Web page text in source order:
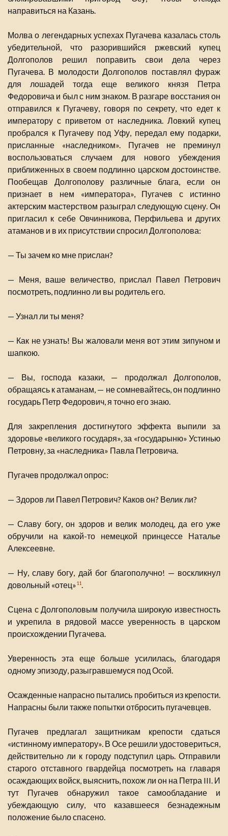
направиться на Казань.
Молва о легендарных успехах Пугачева казалась столь
убедительной, что разорившийся ржевский купец
Долгополов решил поправить свои дела через
Пугачева. В молодости Долгополов поставлял фураж
для лошадей тогда еще великого князя Петра
Федоровича и был с ним знаком. В разгаре восстания он
отправился к Пугачеву, говоря по секрету, что едет к
императору с приветом от наследника. Ловкий купец
пробрался к Пугачеву под Уфу, передал ему подарки,
присланные «наследником». Пугачев не преминул
воспользоваться случаем для нового убеждения
приближенных в своем подлинно царском достоинстве.
Пообещав Долгополову различные блага, если он
признает в нем «императора», Пугачев с истинно
актерским мастерством разыграл следующую сцену. Он
пригласил к себе Овчинникова, Перфильева и других
атаманов и в их присутствии спросил Долгополова:
— Ты зачем ко мне прислан?
— Меня, ваше величество, прислал Павел Петрович
посмотреть, подлинно ли вы родитель его.
— Узнал ли ты меня?
— Как не узнать! Вы жаловали меня вот этим зипуном и
шапкою.
— Вы, господа казаки, — продолжал Долгополов,
обращаясь к атаманам, — не сомневайтесь, он подлинно
государь Петр Федорович, я точно его знаю.
Для закрепления достигнутого эффекта выпили за
здоровье «великого государя», за «государыню» Устинью
Петровну, за «наследника» Павла Петровича.
Пугачев продолжал опрос:
— Здоров ли Павел Петрович? Каков он? Велик ли?
— Славу богу, он здоров и велик молодец, да его уже
обручили на какой-то немецкой принцессе Наталье
Алексеевне.
— Ну, славу богу, дай бог благополучно! — воскликнул
довольный «отец»11.
Сцена с Долгополовым получила широкую известность
и укрепила в рядовой массе уверенность в царском
происхождении Пугачева.
Уверенность эта еще больше усилилась, благодаря
одному эпизоду, разыгравшемуся под Осой.
Осажденные напрасно пытались пробиться из крепости.
Напрасны были также попытки отбросить пугачевцев.
Пугачев предлагал защитникам крепости сдаться
«истинному императору». В Осе решили удостовериться,
действительно ли к городу подступил царь. Отправили
старого отставного гвардейца посмотреть на главаря
осаждающих войск, выяснить, похож ли он на Петра III. И
тут Пугачев обнаружил такое самообладание и
убеждающую силу, что казавшееся безнадежным
положение было спасено.